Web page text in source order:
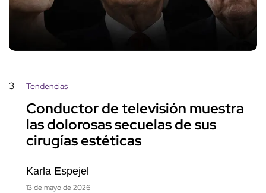
3 Tendencias
Conductor de televisión muestra
las dolorosas secuelas de sus
cirugías estéticas
Karla Espejel
13 de mayo de 2026